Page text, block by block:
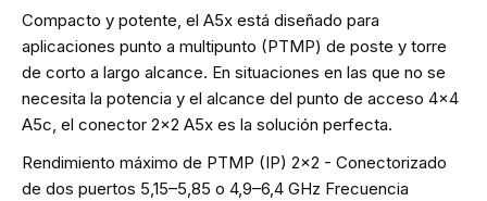
Compacto y potente, el A5x está diseñado para
aplicaciones punto a multipunto (PTMP) de poste y torre
de corto a largo alcance. En situaciones en las que no se
necesita la potencia y el alcance del punto de acceso 4x4
A5c, el conector 2x2 A5x es la solución perfecta.
Rendimiento máximo de PTMP (IP) 2x2 - Conectorizado
de dos puertos 5,15–5,85 o 4,9–6,4 GHz Frecuencia